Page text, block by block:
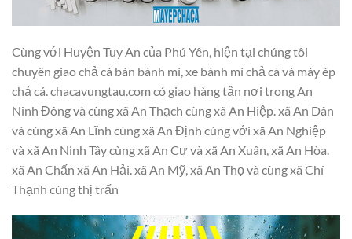
Cùng với Huyện Tuy An của Phú Yên, hiện tại chúng tôi
chuyên giao chả cá bán bánh mì, xe bánh mì chả cá và máy ép
chả cá. chacavungtau.com có giao hàng tận nơi trong An
Ninh Đông và cùng xã An Thạch cùng xã An Hiệp. xã An Dân
và cùng xã An Lĩnh cùng xã An Định cùng với xã An Nghiệp
và xã An Ninh Tây cùng xã An Cư và xã An Xuân, xã An Hòa.
xã An Chấn xã An Hải. xã An Mỹ, xã An Thọ và cùng xã Chí
Thạnh cùng thị trấn